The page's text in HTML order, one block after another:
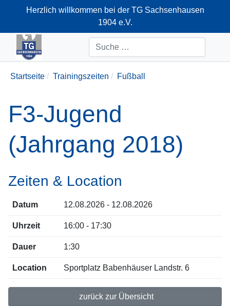
Herzlich willkommen bei der TG Sachsenhausen
1904 e.V.
+49-69-66374712
Suchen
Startseite Trainingszeiten Fußball
F3-Jugend
(Jahrgang 2018)
Zeiten & Location
Datum 12.08.2026 - 12.08.2026
Uhrzeit 16:00 - 17:30
Dauer 1:30
Location Sportplatz Babenhäuser Landstr. 6
zurück zur Übersicht